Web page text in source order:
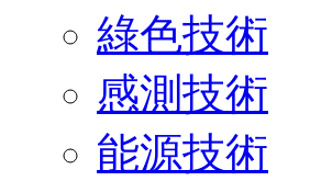
綠色技術
感測技術
能源技術